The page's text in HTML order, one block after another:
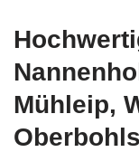
Mühleip,